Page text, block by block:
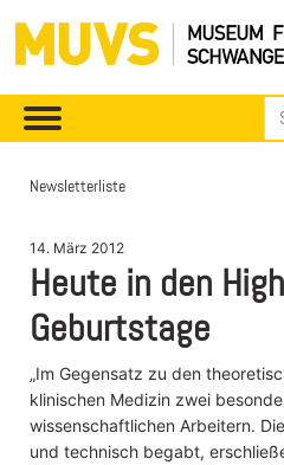
Newsletterliste
14. März 2012
Heute in den
Geburtstage
„Im Gegensatz zu den
klinischen Medizin zwei
wissenschaftlichen Arbeitern.
und technisch begabt,